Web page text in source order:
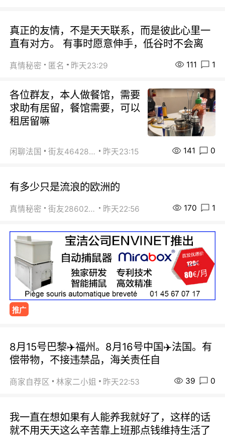
真正的友情，不是天天联系，而是彼此心里一
直有对方。 有事时愿意伸手，低谷时不会离
真情秘密 匿名 昨天23:29 111 1
各位群友，本人做餐馆，需要
求助有居留，餐馆需要，可以
租居留嘛
闲聊法国 街友46428878 昨天23:15 141 0
有多少只是流浪的欧洲的
真情秘密 街友28602925 昨天22:56 170 1
推广
8月15号巴黎✈️福州。8月16号中国✈️法国。有
偿带物，不接违禁品，海关责任自
商家自荐区 林家二小姐 昨天22:53 39 0
我一直在想如果有人能养我就好了，这样的话
就不用天天这么辛苦靠上班那点钱维持生活了